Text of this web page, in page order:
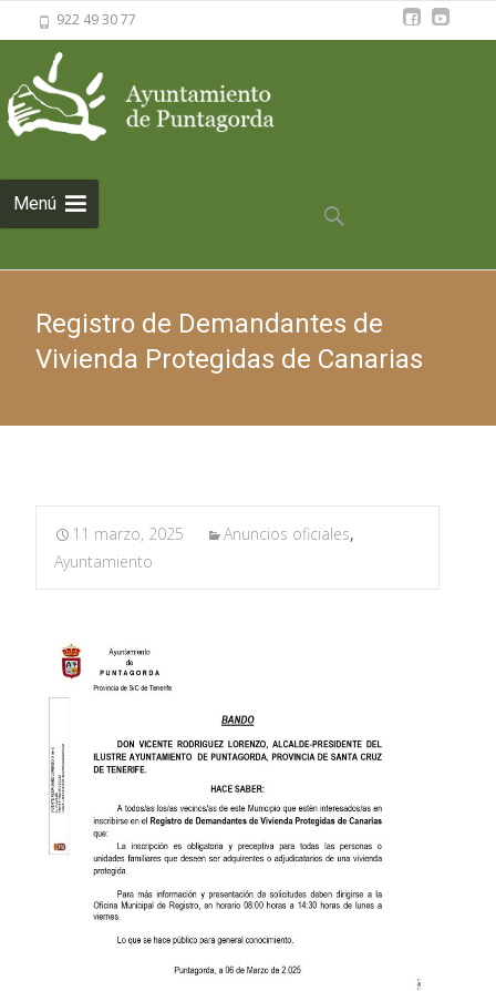
922 49 30 77
Menú
Saltar al
contenido
Buscar:
Registro de Demandantes de
Vivienda Protegidas de Canarias
11 marzo, 2025 Anuncios oficiales,
Ayuntamiento